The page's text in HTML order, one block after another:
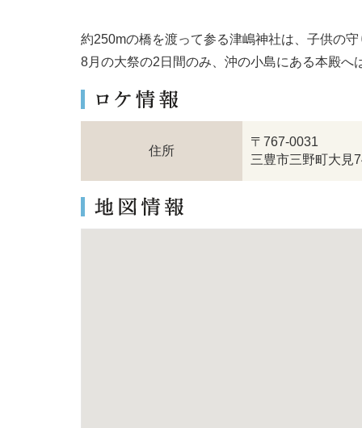
約250mの橋を渡って参る津嶋神社は、子供の
8月の大祭の2日間のみ、沖の小島にある本殿
住所
〒767-0031
三豊市三野町大見